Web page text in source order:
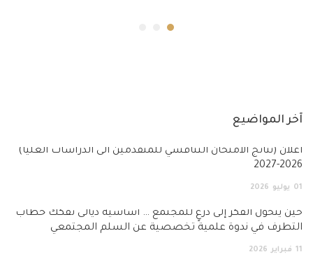
آخر المواضيع
أعلان (نتائج الامتحان التنافسي للمتقدمين الى الدراسات العليا)
2026-2027
01 يوليو 2026
حين يتحول الفكر إلى درعٍ للمجتمع … أساسية ديالى تفكك خطاب
التطرف في ندوة علمية تخصصية عن السلم المجتمعي
11 فبراير 2026